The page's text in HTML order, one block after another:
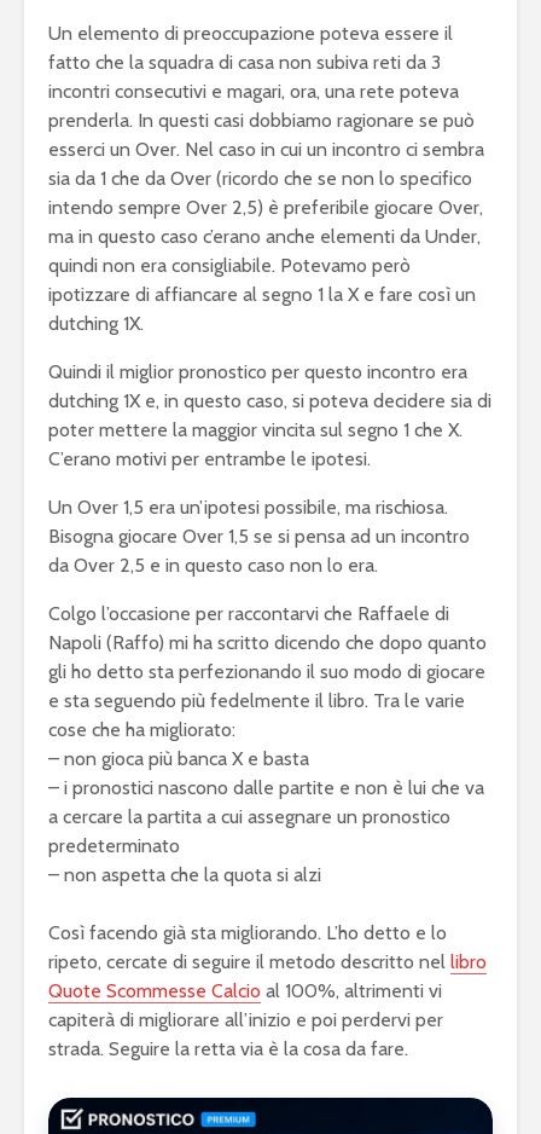
Un elemento di preoccupazione poteva essere il
fatto che la squadra di casa non subiva reti da 3
incontri consecutivi e magari, ora, una rete poteva
prenderla. In questi casi dobbiamo ragionare se può
esserci un Over. Nel caso in cui un incontro ci sembra
sia da 1 che da Over (ricordo che se non lo specifico
intendo sempre Over 2,5) è preferibile giocare Over,
ma in questo caso c’erano anche elementi da Under,
quindi non era consigliabile. Potevamo però
ipotizzare di affiancare al segno 1 la X e fare così un
dutching 1X.
Quindi il miglior pronostico per questo incontro era
dutching 1X e, in questo caso, si poteva decidere sia di
poter mettere la maggior vincita sul segno 1 che X.
C’erano motivi per entrambe le ipotesi.
Un Over 1,5 era un’ipotesi possibile, ma rischiosa.
Bisogna giocare Over 1,5 se si pensa ad un incontro
da Over 2,5 e in questo caso non lo era.
Colgo l’occasione per raccontarvi che Raffaele di
Napoli (Raffo) mi ha scritto dicendo che dopo quanto
gli ho detto sta perfezionando il suo modo di giocare
e sta seguendo più fedelmente il libro. Tra le varie
cose che ha migliorato:
– non gioca più banca X e basta
– i pronostici nascono dalle partite e non è lui che va
a cercare la partita a cui assegnare un pronostico
predeterminato
– non aspetta che la quota si alzi
Così facendo già sta migliorando. L’ho detto e lo
ripeto, cercate di seguire il metodo descritto nel libro
Quote Scommesse Calcio al 100%, altrimenti vi
capiterà di migliorare all’inizio e poi perdervi per
strada. Seguire la retta via è la cosa da fare.